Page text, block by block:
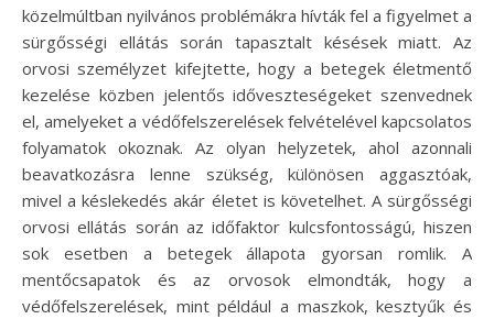
közelmúltban nyilvános problémákra hívták fel a figyelmet a
sürgősségi ellátás során tapasztalt késések miatt. Az
orvosi személyzet kifejtette, hogy a betegek életmentő
kezelése közben jelentős időveszteségeket szenvednek
el, amelyeket a védőfelszerelések felvételével kapcsolatos
folyamatok okoznak. Az olyan helyzetek, ahol azonnali
beavatkozásra lenne szükség, különösen aggasztóak,
mivel a késlekedés akár életet is követelhet. A sürgősségi
orvosi ellátás során az időfaktor kulcsfontosságú, hiszen
sok esetben a betegek állapota gyorsan romlik. A
mentőcsapatok és az orvosok elmondták, hogy a
védőfelszerelések, mint például a maszkok, kesztyűk és